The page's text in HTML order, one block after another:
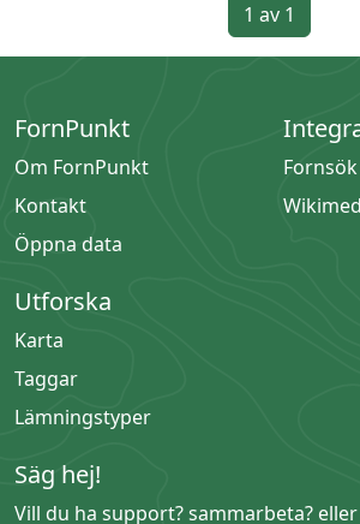
1 av 1
FornPunkt
Om FornPunkt
Kontakt
Öppna data
Fornsök
Utforska
Karta
Taggar
Lämningstyper
Säg hej!
Vill du ha support? sammarbeta?